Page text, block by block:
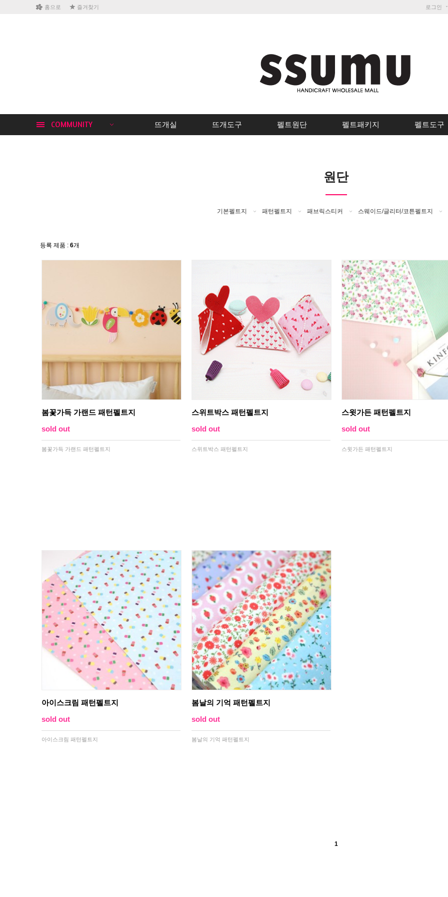
홈으로 즐겨찾기 로그인
COMMUNITY 뜨개실 뜨개도구 펠트원단 펠트패키지 펠트도구
원단
기본펠트지 패턴펠트지 패브릭스티커 스웨이드/글리터/코튼펠트지
등록 제품 : 6개
봄꽃가득 가랜드 패턴펠트지
sold out
봄꽃가득 가랜드 패턴펠트지
스위트박스 패턴펠트지
sold out
스위트박스 패턴펠트지
스윗가든 패턴펠트지
sold out
스윗가든 패턴펠트지
아이스크림 패턴펠트지
sold out
아이스크림 패턴펠트지
봄날의 기억 패턴펠트지
sold out
봄날의 기억 패턴펠트지
1